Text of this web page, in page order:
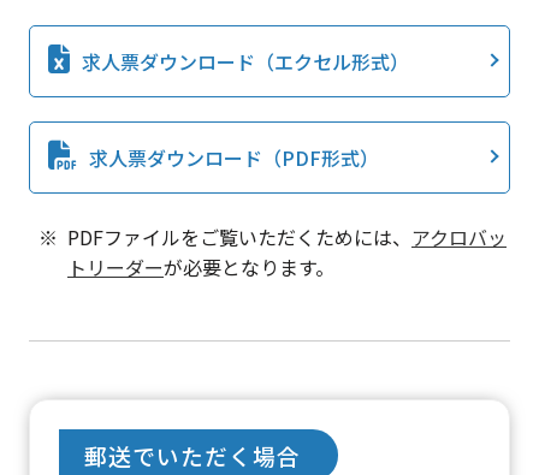
求人票ダウンロード（エクセル形式）
求人票ダウンロード（PDF形式）
PDFファイルをご覧いただくためには、 アクロバッ
トリーダーが必要となります。
郵送でいただく場合